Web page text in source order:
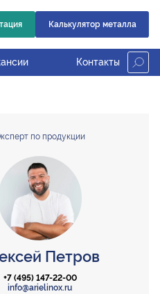
Калькулятор металла
Контакты
по продукции
Петров
+7 (495) 147-22-00
info@arielinox.ru